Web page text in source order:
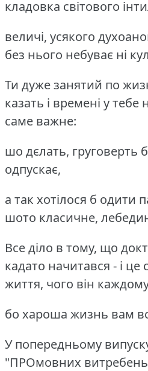
кладовка світового
величі, усякого
без нього небуває ні
Ти дуже занятий по
казать і времені у тебе
саме важне:
шо дєлать, груговерть
одпускає,
а так хотілося б одити
шото класичне,
Все діло в тому, що
кадато начитався - і
життя, чого він
бо хароша жизнь вам
У попередньому
"ПРОмовних